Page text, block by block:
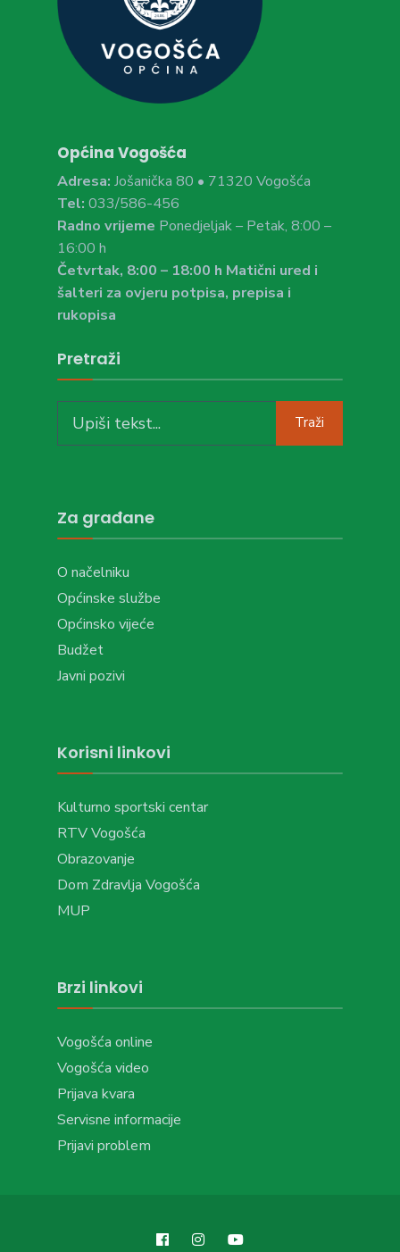
Općina Vogošća
Adresa: Jošanička 80 • 71320 Vogošća
Tel: 033/586-456
Radno vrijeme Ponedjeljak – Petak, 8:00 –
16:00 h
Četvrtak, 8:00 – 18:00 h Matični ured i
šalteri za ovjeru potpisa, prepisa i
rukopisa
Pretraži
for:
Traži
Za građane
O načelniku
Općinske službe
Općinsko vijeće
Budžet
Javni pozivi
Korisni linkovi
Kulturno sportski centar
RTV Vogošća
Obrazovanje
Dom Zdravlja Vogošća
MUP
Brzi linkovi
Vogošća online
Vogošća video
Prijava kvara
Servisne informacije
Prijavi problem